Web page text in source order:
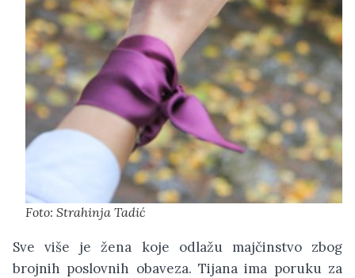
Foto: Strahinja Tadić
Sve više je žena koje odlažu majčinstvo zbog
brojnih poslovnih obaveza. Tijana ima poruku za